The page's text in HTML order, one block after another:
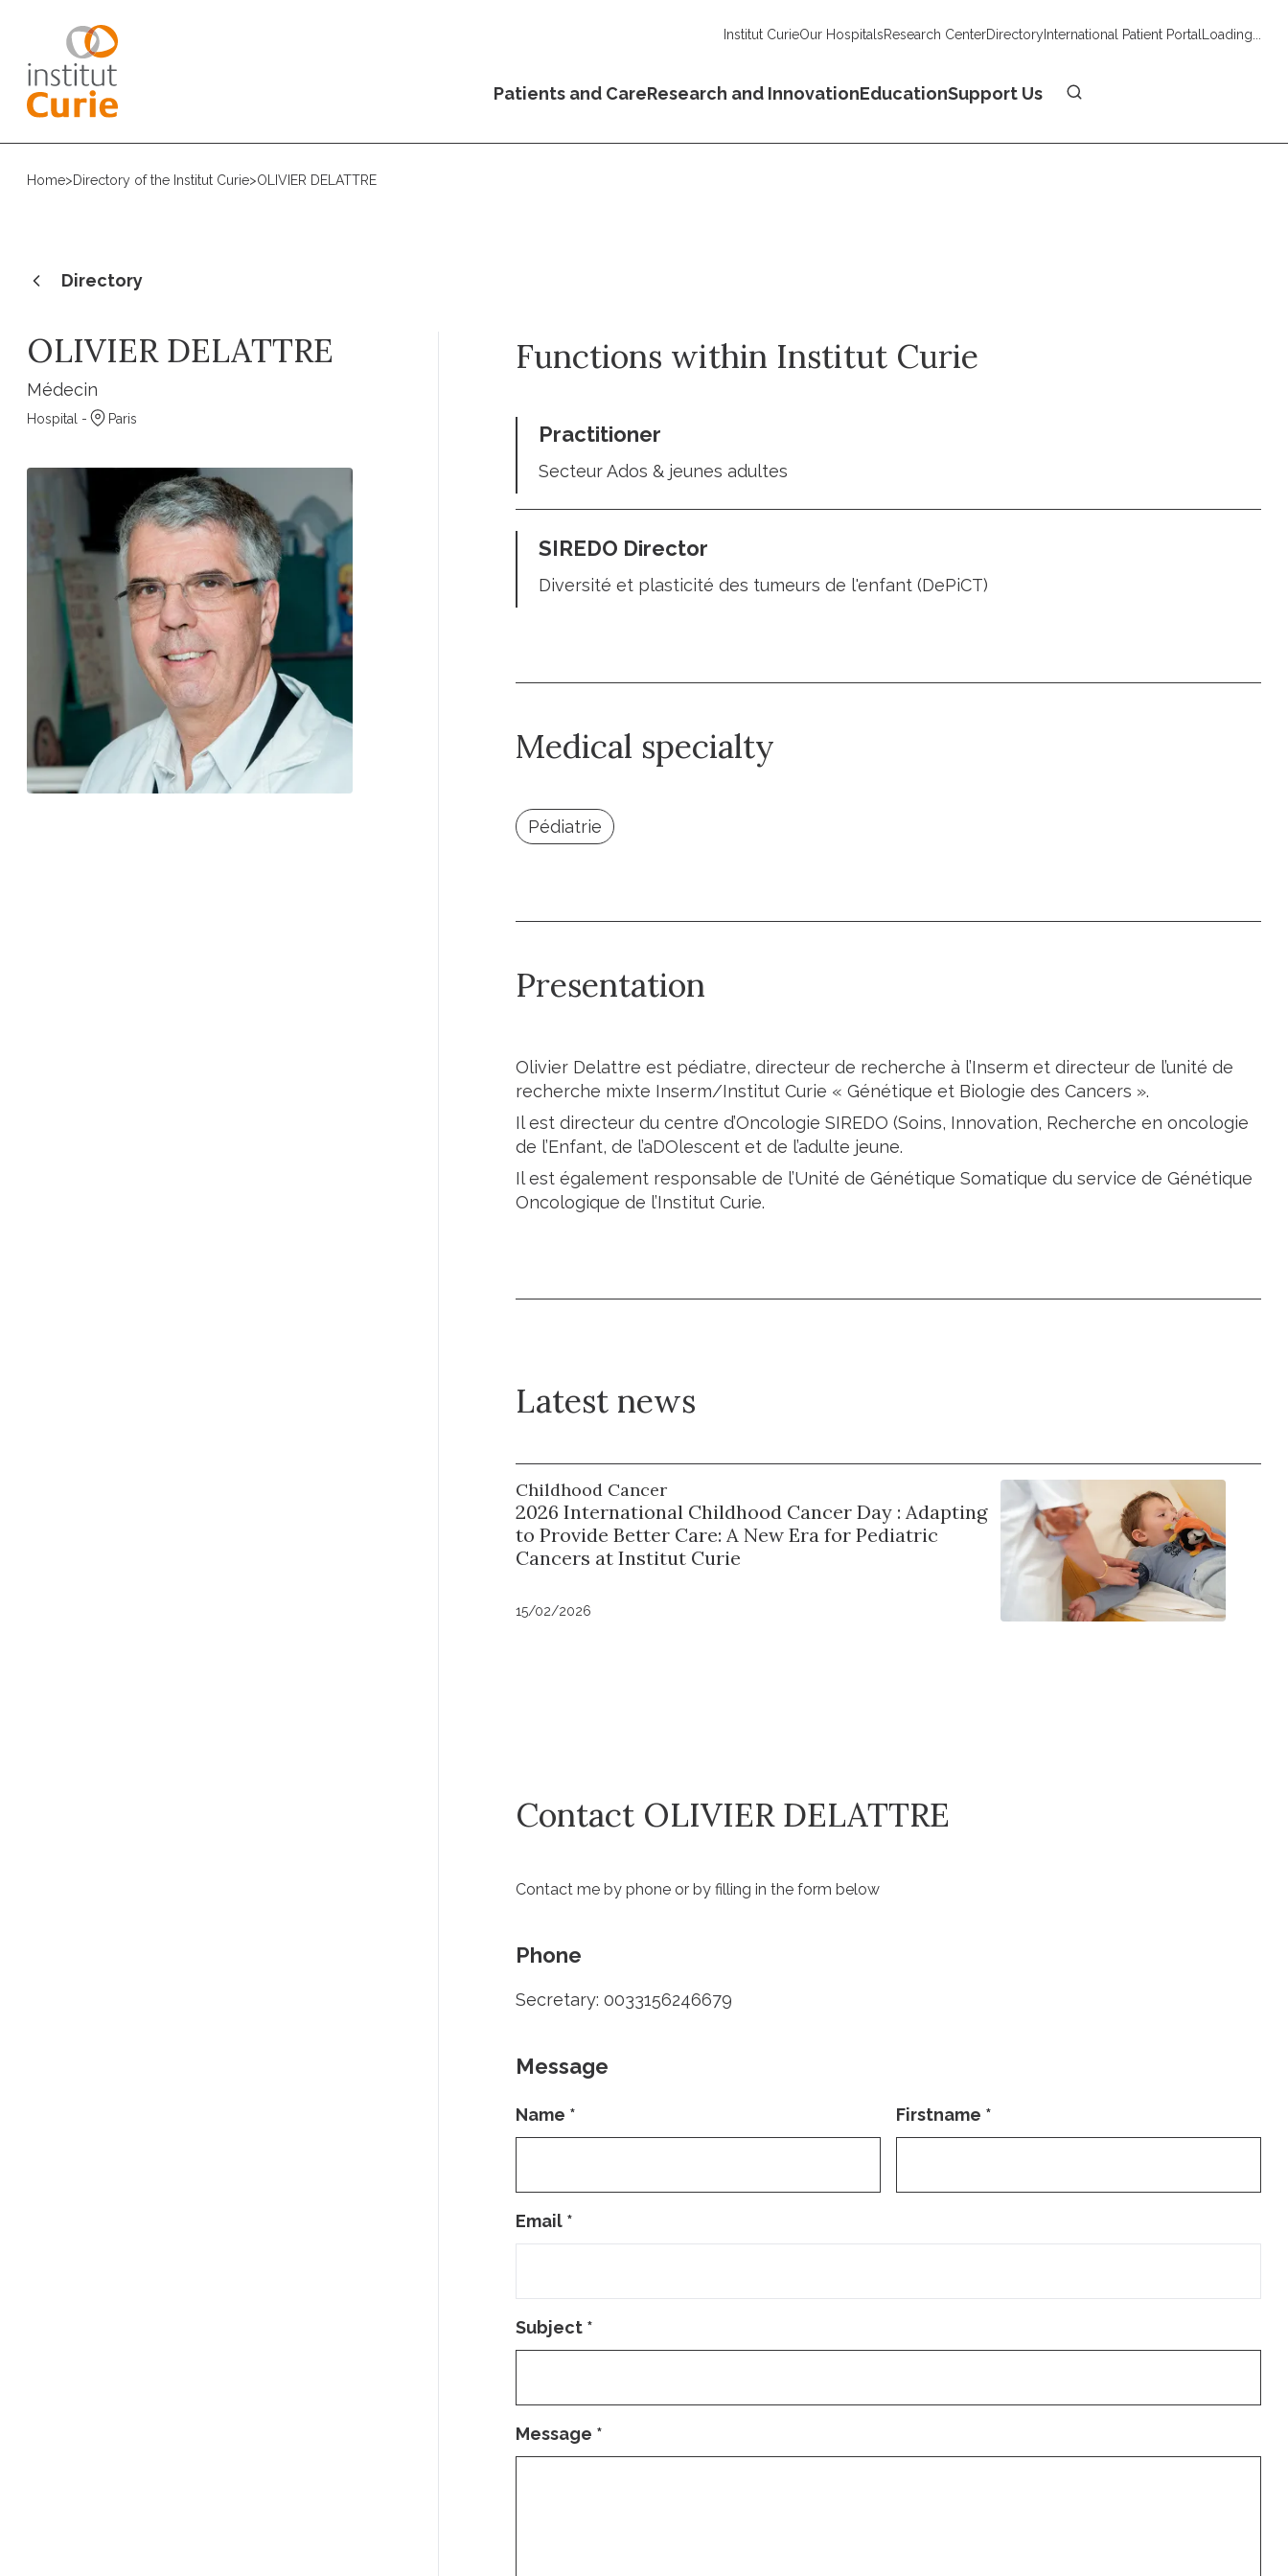
Institut CurieOur HospitalsResearch CenterDirectoryInternational Patient Portal Loading...
Patients and CareResearch and InnovationEducationSupport Us
Home>Directory of the Institut Curie>OLIVIER DELATTRE
Directory
OLIVIER DELATTRE
Médecin
Hospital - Paris
Functions within Institut Curie
Practitioner
Secteur Ados & jeunes adultes
SIREDO Director
Diversité et plasticité des tumeurs de l'enfant (DePiCT)
Medical specialty
Pédiatrie
Presentation
Olivier Delattre est pédiatre, directeur de recherche à l’Inserm et directeur de l’unité de
recherche mixte Inserm/Institut Curie « Génétique et Biologie des Cancers ».
Il est directeur du centre d’Oncologie SIREDO (Soins, Innovation, Recherche en oncologie
de l’Enfant, de l’aDOlescent et de l’adulte jeune.
Il est également responsable de l’Unité de Génétique Somatique du service de Génétique
Oncologique de l’Institut Curie.
Latest news
Childhood Cancer
2026 International Childhood Cancer Day : Adapting
to Provide Better Care: A New Era for Pediatric
Cancers at Institut Curie
15/02/2026
Contact OLIVIER DELATTRE
Contact me by phone or by filling in the form below
Phone
Secretary: 0033156246679
Message
Name * Firstname *
Email *
Subject *
Message *